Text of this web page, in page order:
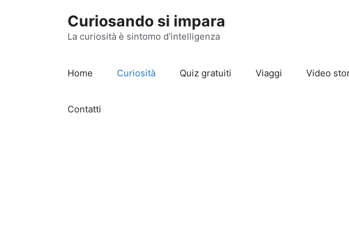
Curiosando si impara
La curiosità è sintomo d'intelligenza
Home Curiosità Quiz gratuiti Viaggi Video
Contatti